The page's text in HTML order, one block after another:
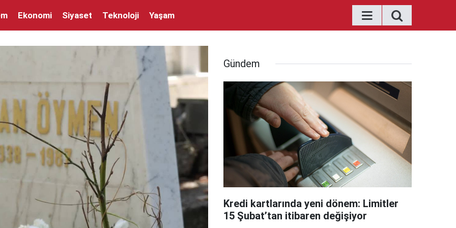
Ekonomi Siyaset Teknoloji Yaşam
Gündem
Kredi kartlarında yeni dönem: Limitler
15 Şubat’tan itibaren değişiyor